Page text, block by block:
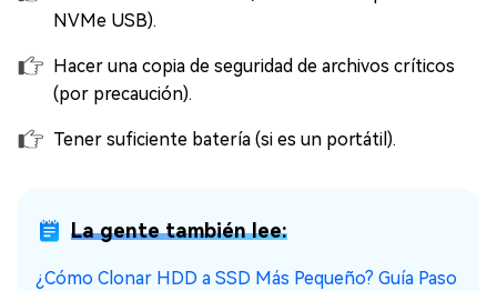
NVMe USB).
Hacer una copia de seguridad de archivos críticos
(por precaución).
Tener suficiente batería (si es un portátil).
La gente también lee:
¿Cómo Clonar HDD a SSD Más Pequeño? Guía Paso